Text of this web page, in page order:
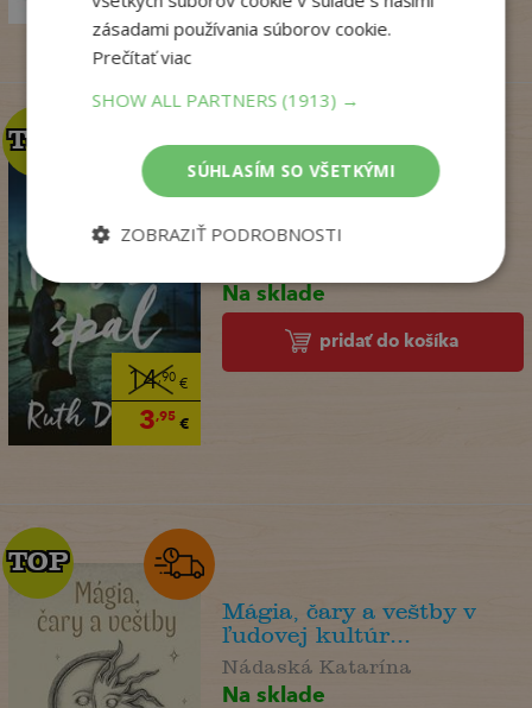
14,90€
3,95€
TOP
TOP
Kým Paríž spal
Na sklade
pridať do košíka
TOP
TOP
Mágia, čary a veštby v
ľudovej kultúr...
Nádaská Katarína
Na sklade
zásadami používania súborov cookie.
Prečítať viac
SHOW ALL PARTNERS (1913) →
SÚHLASÍM SO VŠETKÝMI
ZOBRAZIŤ PODROBNOSTI